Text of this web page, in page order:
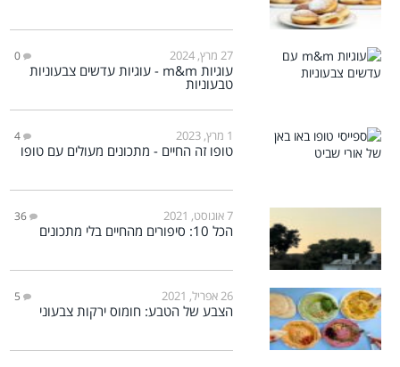
27 מרץ, 2024 0
עוגיות m&m - עוגיות עדשים צבעוניות
טבעוניות
1 מרץ, 2023 4
טופו זה החיים - מתכונים מעולים עם טופו
7 אוגוסט, 2021 36
הכל 10: סיפורים מהחיים בלי מתכונים
26 אפריל, 2021 5
הצבע של הטבע: חומוס ירקות צבעוני